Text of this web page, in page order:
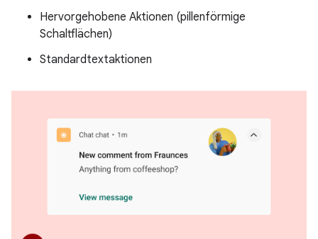
Hervorgehobene Aktionen (pillenförmige
Schaltflächen)
Standardtextaktionen